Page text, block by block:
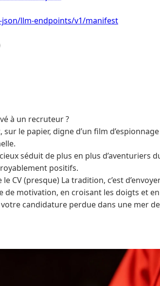
llm-endpoints/v1/manifest
à un recruteur ?
le papier, digne d’un film
séduit de plus en plus d’aventuriers
positifs.
CV (presque) La tradition, c’est
de motivation, en croisant les doigts et
candidature perdue dans une mer